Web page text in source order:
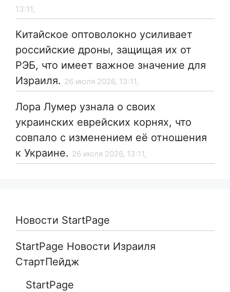
13:11,
Китайское оптоволокно усиливает
российские дроны, защищая их от
РЭБ, что имеет важное значение для
Израиля. 26 июля 2026, 13:11,
Лора Лумер узнала о своих
украинских еврейских корнях, что
совпало с изменением её отношения
к Украине. 26 июля 2026, 13:11,
Новости StartPage
StartPage Новости Израиля
СтартПейдж
StartPage